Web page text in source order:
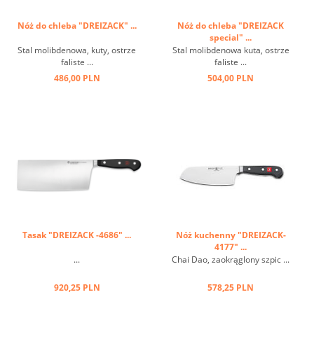
Nóż do chleba "DREIZACK" ...
Stal molibdenowa, kuty, ostrze
faliste ...
486,00 PLN
Nóż do chleba "DREIZACK
special" ...
Stal molibdenowa kuta, ostrze
faliste ...
504,00 PLN
Tasak "DREIZACK -4686" ...
...
920,25 PLN
Nóż kuchenny "DREIZACK-
4177" ...
Chai Dao, zaokrąglony szpic ...
578,25 PLN